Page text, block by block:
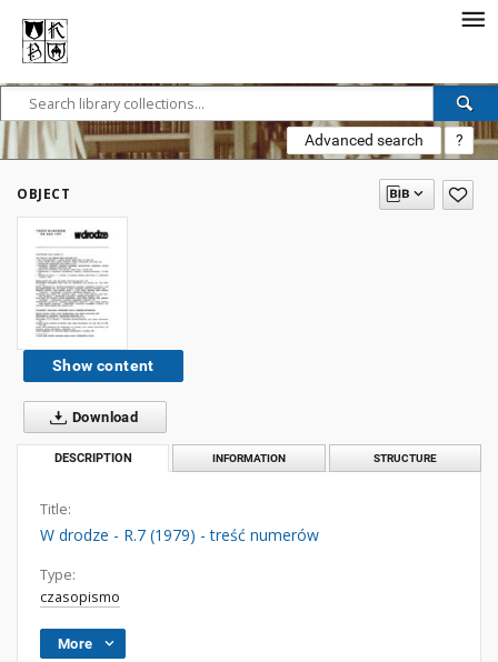
Advanced search ?
OBJECT
Show content
Download
DESCRIPTION INFORMATION STRUCTURE
Title:
W drodze - R.7 (1979) - treść numerów
Type:
czasopismo
More